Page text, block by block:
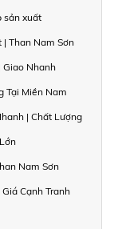
sản xuất
| Than Nam Sơn
Giao Nhanh
Tại Miền Nam
| Chất Lượng
Nam Sơn
Cạnh Tranh